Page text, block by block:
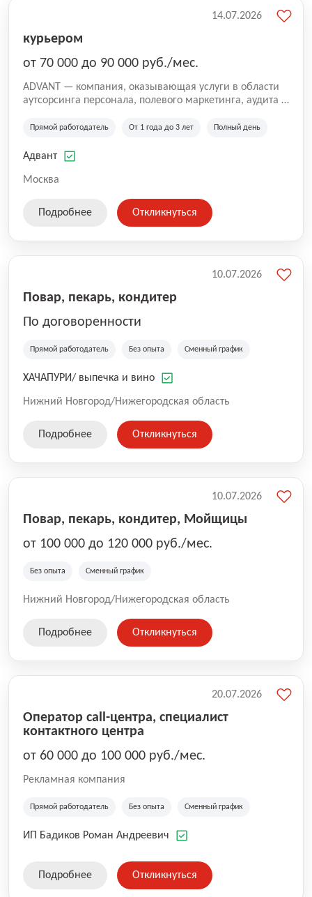
курьером
от 70 000 до 90 000 руб./мес.
ADVANT — компания, оказывающая услуги в области
аутсорсинга персонала, полевого маркетинга, аудита и
региональных клиентов. Мы работаем на рынке с
Казахстана и Беларуси, сотрудничая с компаниями из
Прямой работодатель От 1 года до 3 лет Полный день
Адвант
Москва
14.07.2026
Подробнее Откликнуться
Повар, пекарь, кондитер
По договоренности
Прямой работодатель Без опыта Сменный график
ХАЧАПУРИ/ выпечка и вино
Нижний Новгород/Нижегородская область
10.07.2026
Подробнее Откликнуться
Повар, пекарь, кондитер, Мойщицы
от 100 000 до 120 000 руб./мес.
Без опыта Сменный график
Нижний Новгород/Нижегородская область
10.07.2026
Подробнее Откликнуться
Оператор call-центра, специалист
контактного центра
от 60 000 до 100 000 руб./мес.
Рекламная компания
Прямой работодатель Без опыта Сменный график
ИП Бадиков Роман Андреевич
20.07.2026
Подробнее Откликнуться